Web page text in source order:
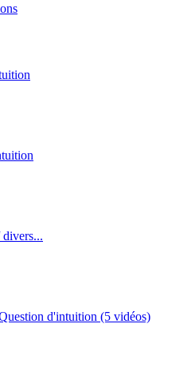
divers...
d'intuition (5 vidéos)